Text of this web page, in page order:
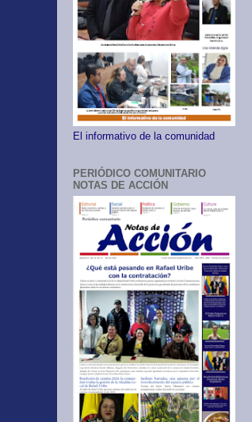
El informativo de la comunidad
PERIÓDICO COMUNITARIO
NOTAS DE ACCIÓN